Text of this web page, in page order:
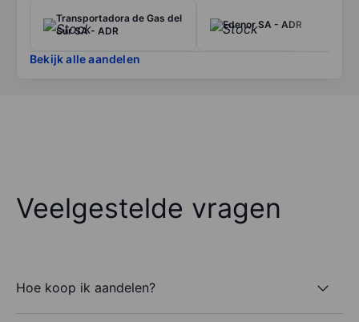
Transportadora de Gas del
Sur SA - ADR
Edenor SA - ADR
Bekijk alle aandelen
Veelgestelde vragen
Hoe koop ik aandelen?